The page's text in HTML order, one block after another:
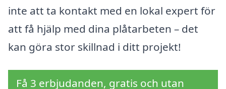
inte att ta kontakt med en lokal expert för
att få hjälp med dina plåtarbeten – det
kan göra stor skillnad i ditt projekt!
Få 3 erbjudanden, gratis och utan